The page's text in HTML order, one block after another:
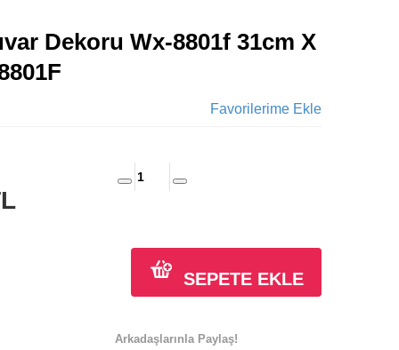
Dekoru Wx-8801f 31cm X
Favorilerime Ekle
SEPETE EKLE
Arkadaşlarınla Paylaş!